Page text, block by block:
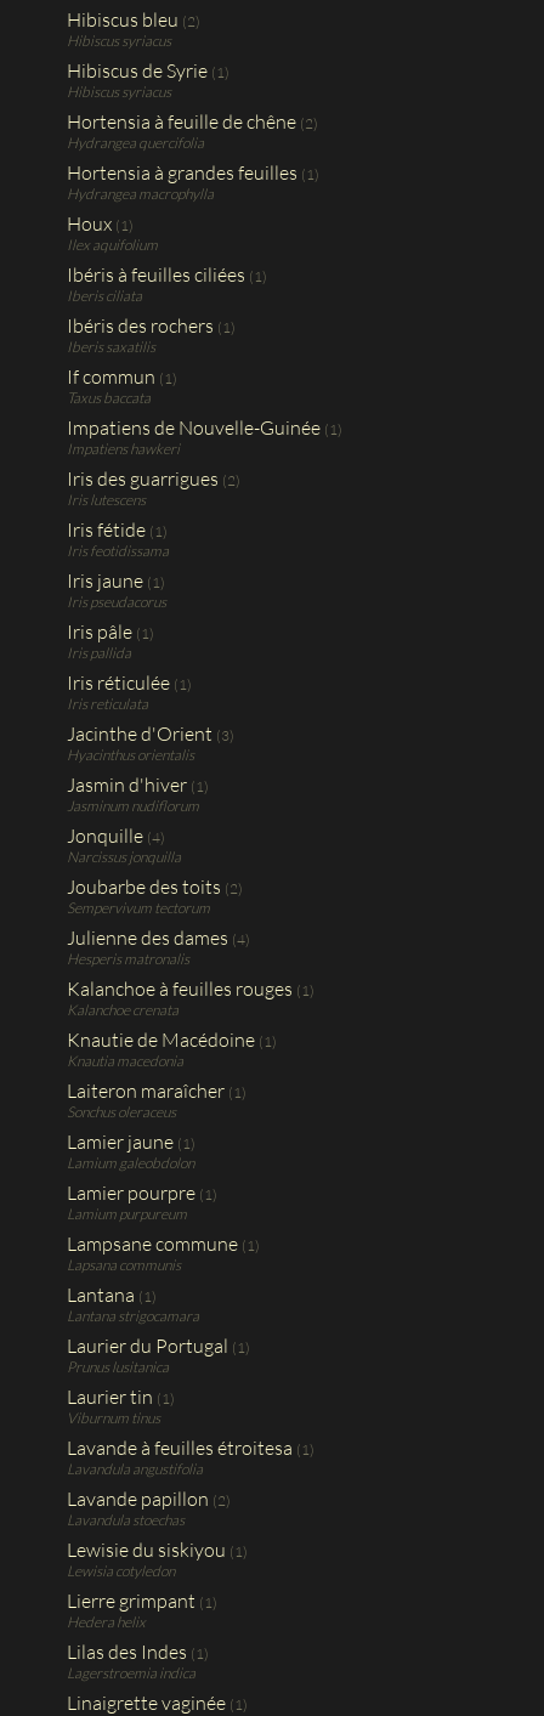
Hibiscus bleu (2)
Hibiscus syriacus
Hibiscus de Syrie (1)
Hibiscus syriacus
Hortensia à feuille de chêne (2)
Hydrangea quercifolia
Hortensia à grandes feuilles (1)
Hydrangea macrophylla
Houx (1)
Ilex aquifolium
Ibéris à feuilles ciliées (1)
Iberis ciliata
Ibéris des rochers (1)
Iberis saxatilis
If commun (1)
Taxus baccata
Impatiens de Nouvelle-Guinée (1)
Impatiens hawkeri
Iris des guarrigues (2)
Iris lutescens
Iris fétide (1)
Iris feotidissama
Iris jaune (1)
Iris pseudacorus
Iris pâle (1)
Iris pallida
Iris réticulée (1)
Iris reticulata
Jacinthe d'Orient (3)
Hyacinthus orientalis
Jasmin d'hiver (1)
Jasminum nudiflorum
Jonquille (4)
Narcissus jonquilla
Joubarbe des toits (2)
Sempervivum tectorum
Julienne des dames (4)
Hesperis matronalis
Kalanchoe à feuilles rouges (1)
Kalanchoe crenata
Knautie de Macédoine (1)
Knautia macedonia
Laiteron maraîcher (1)
Sonchus oleraceus
Lamier jaune (1)
Lamium galeobdolon
Lamier pourpre (1)
Lamium purpureum
Lampsane commune (1)
Lapsana communis
Lantana (1)
Lantana strigocamara
Laurier du Portugal (1)
Prunus lusitanica
Laurier tin (1)
Viburnum tinus
Lavande à feuilles étroitesa (1)
Lavandula angustifolia
Lavande papillon (2)
Lavandula stoechas
Lewisie du siskiyou (1)
Lewisia cotyledon
Lierre grimpant (1)
Hedera helix
Lilas des Indes (1)
Lagerstroemia indica
Linaigrette vaginée (1)